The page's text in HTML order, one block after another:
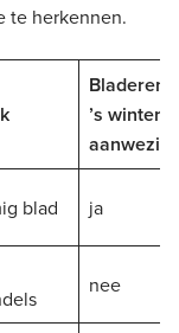
te herkennen.
Bladeren
’s winters
aanwezig
blad ja
nee